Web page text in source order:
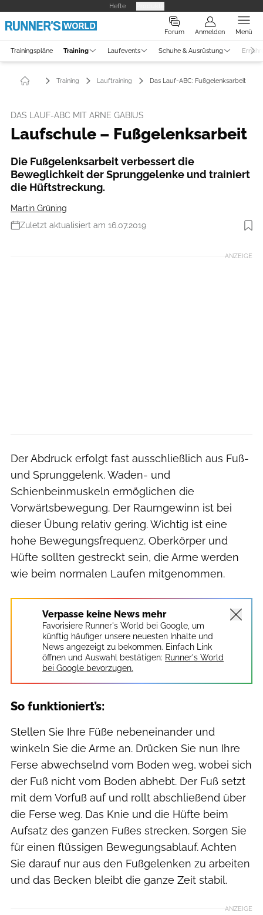
Hefte
Forum Anmelden Menü
Trainingspläne Training Laufevents Schuhe & Ausrüstung
Training Lauftraining Das Lauf-ABC: Fußgelenksarbeit
DAS LAUF-ABC MIT ARNE GABIUS
Laufschule – Fußgelenksarbeit
Die Fußgelenksarbeit verbessert die
Beweglichkeit der Sprunggelenke und trainiert
die Hüftstreckung.
Martin Grüning
Zuletzt aktualisiert am 16.07.2019
Foto: RUNNER’S WORLD
ANZEIGE
Der Abdruck erfolgt fast ausschließlich aus Fuß-
und Sprunggelenk. Waden- und
Schienbeinmuskeln ermöglichen die
Vorwärtsbewegung. Der Raumgewinn ist bei
dieser Übung relativ gering. Wichtig ist eine
hohe Bewegungsfrequenz. Oberkörper und
Hüfte sollten gestreckt sein, die Arme werden
wie beim normalen Laufen mitgenommen.
Verpasse keine News mehr
Favorisiere Runner's World bei Google, um
künftig häufiger unsere neuesten Inhalte und
News angezeigt zu bekommen. Einfach Link
öffnen und Auswahl bestätigen: Runner's World
bei Google bevorzugen.
So funktioniert’s:
Stellen Sie Ihre Füße nebeneinander und
winkeln Sie die Arme an. Drücken Sie nun Ihre
Ferse abwechselnd vom Boden weg, wobei sich
der Fuß nicht vom Boden abhebt. Der Fuß setzt
mit dem Vorfuß auf und rollt abschließend über
die Ferse weg. Das Knie und die Hüfte beim
Aufsatz des ganzen Fußes strecken. Sorgen Sie
für einen flüssigen Bewegungsablauf. Achten
Sie darauf nur aus den Fußgelenken zu arbeiten
und das Becken bleibt die ganze Zeit stabil.
ANZEIGE